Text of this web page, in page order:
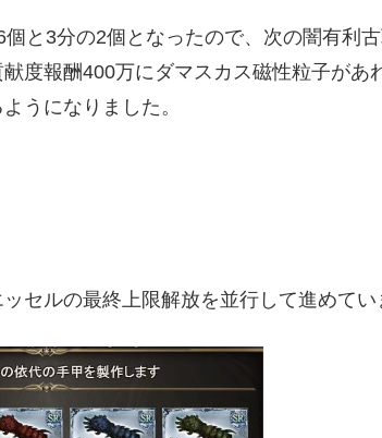
個と3分の2個となったので、次の闇有利
度報酬400万にダマスカス磁性粒子があ
うになりました。
セルの最終上限解放を並行して進めてい